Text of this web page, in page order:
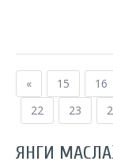
« 15 16
22
23
ЯНГИ